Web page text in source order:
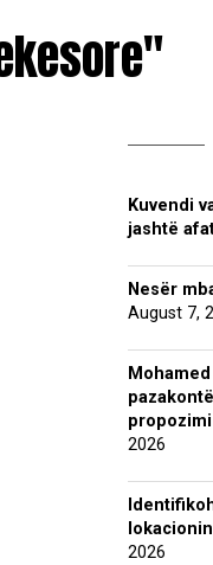
Kuvendi
jashtë
Nesër
August 7,
2026
2026